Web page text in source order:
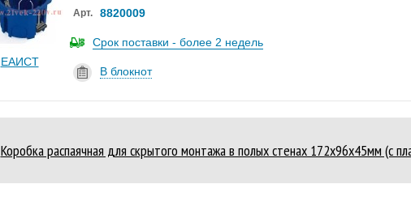
ЕАИСТ
Арт. 8820009
Срок поставки - более 2 недель
В блокнот
Коробка распаячная для скрытого монтажа в полых стенах 172х96х45мм (с